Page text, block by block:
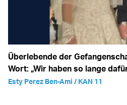
Überlebende der
Wort: „Wir haben so lange
Esty Perez Ben-Ami / KAN 11